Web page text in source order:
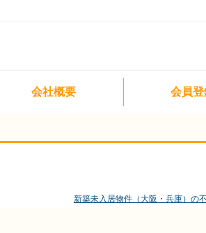
会社概要 会員登
新築未入居物件（大阪・兵庫）の